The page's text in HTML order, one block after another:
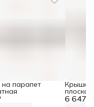
парапет
6 647 ₽
Крышка
плоская